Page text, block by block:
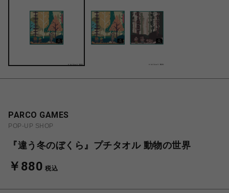
PARCO GAMES
POP-UP SHOP
『違う冬のぼくら』プチタオル 動物の世界
￥880 税込